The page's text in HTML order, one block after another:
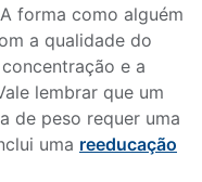
forma como alguém
a qualidade do
e a
lembrar que um
de peso requer uma
uma reeducação